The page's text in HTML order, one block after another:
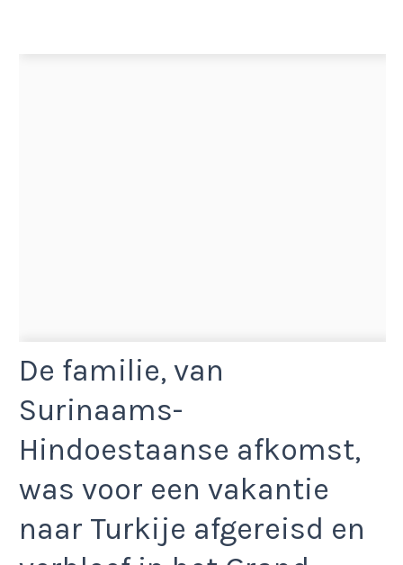
De familie, van
Surinaams-
Hindoestaanse afkomst,
was voor een vakantie
naar Turkije afgereisd en